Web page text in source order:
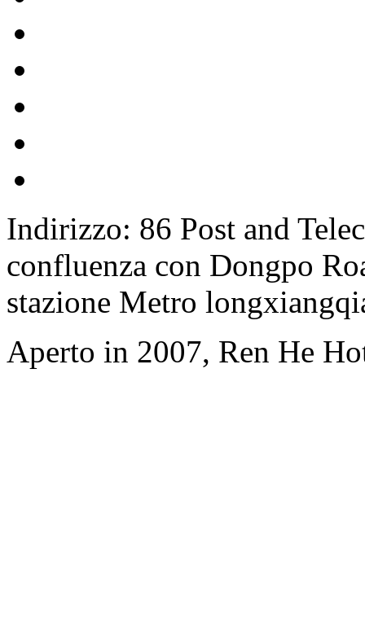
Indirizzo: 86 Post and
confluenza con Dongpo
stazione Metro
Aperto in 2007, Ren He